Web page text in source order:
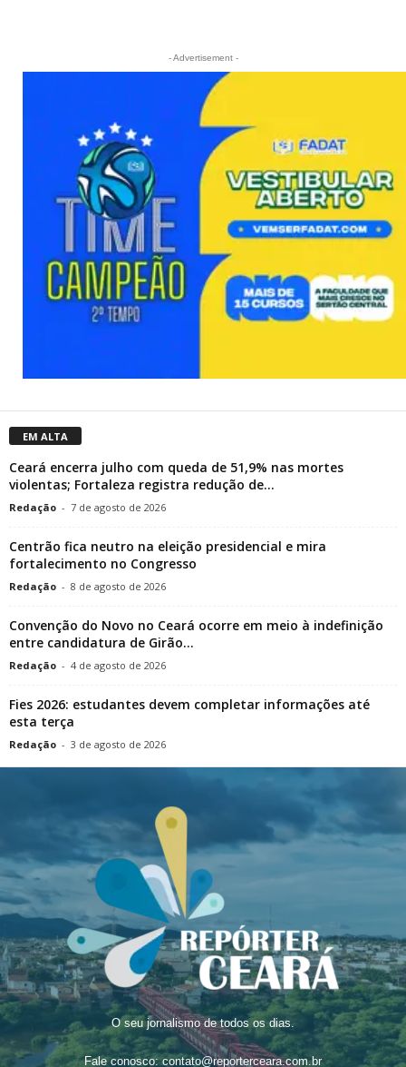
- Advertisement -
EM ALTA
Ceará encerra julho com queda de 51,9% nas mortes
violentas; Fortaleza registra redução de...
Redação - 7 de agosto de 2026
Centrão fica neutro na eleição presidencial e mira
fortalecimento no Congresso
Redação - 8 de agosto de 2026
Convenção do Novo no Ceará ocorre em meio à indefinição
entre candidatura de Girão...
Redação - 4 de agosto de 2026
Fies 2026: estudantes devem completar informações até
esta terça
Redação - 3 de agosto de 2026
O seu jornalismo de todos os dias.
Fale conosco: contato@reporterceara.com.br